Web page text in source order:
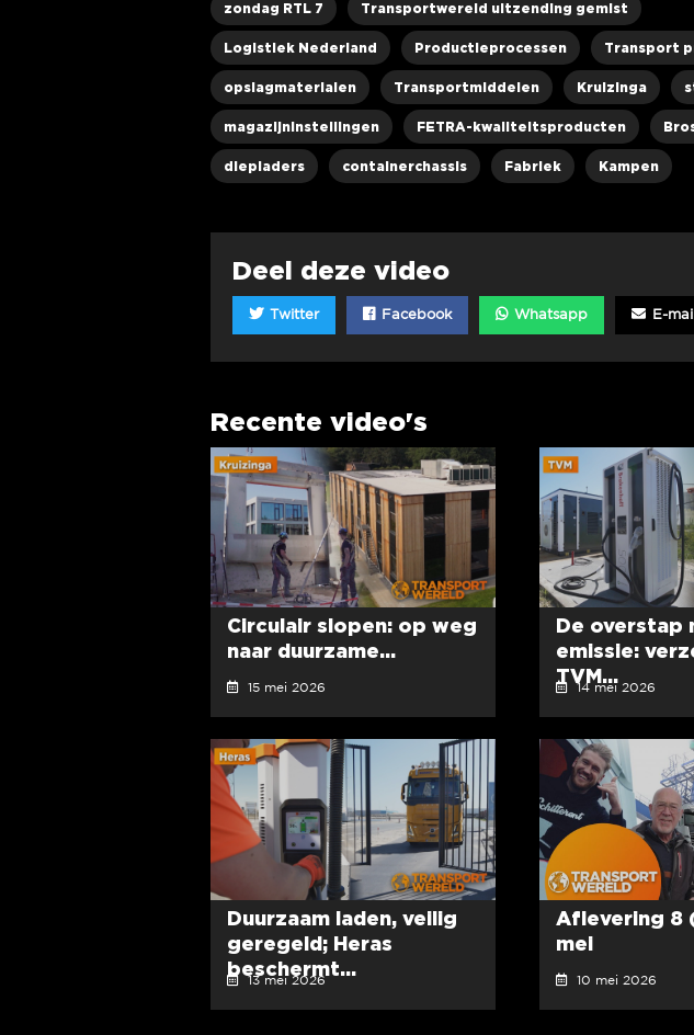
zondag RTL 7 Transportwereld uitzending gemist
Logistiek Nederland Productieprocessen Transport
opslagmaterialen Transportmiddelen Kruizinga
magazijninstellingen FETRA-kwaliteitsproducten
diepladers containerchassis Fabriek Kampen
Deel deze video
Twitter Facebook Whatsapp E-mail
Recente video's
Circulair slopen: op weg
naar duurzame...
15 mei 2026
De overstap
emissie:
TVM...
14 mei 2026
Duurzaam laden, veilig
geregeld; Heras
beschermt...
13 mei 2026
Aflevering 8
mei
10 mei 2026